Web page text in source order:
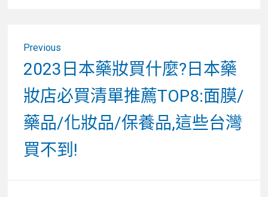
Previous
Previous
post:
2023日本藥妝買什麼?日本藥
妝店必買清單推薦TOP8:面膜/
藥品/化妝品/保養品,這些台灣
買不到!